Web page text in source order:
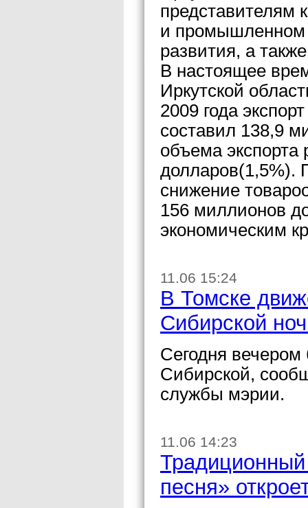
представителям
и промышленном
развития, а
В настоящее
Иркутской
2009 года
составил 138,9
объема экспорта
долларов(1,5%).
снижение
156 миллионов
экономическим
11.06 15:24
В Томске
Сибирской
Сегодня вечером
Сибирской,
службы мэрии.
11.06 14:23
Традиционный
песня»